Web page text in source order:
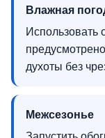
Влажная
Использовать
духоты без
Межсезонье